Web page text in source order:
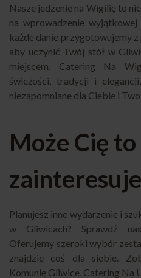
Nasze jedzenie na Wigilię to
na wprowadzenie
każde danie przygotowujemy z
aby uczynić Twój stół w
miejscem. Catering Na
świeżości, tradycji i
niezapomniane dla Ciebie i
Może Cię to
zainteresuje
Planujesz inne wydarzenie i
w Gliwicach? Sprawdź
Oferujemy szeroki wybór
znajdzie coś dla siebie.
Komunię Gliwice Catering Na